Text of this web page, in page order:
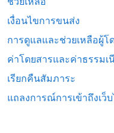
เงื่อนไขการขนส่ง
การดูแลและช่วยเหลือผู้โ
ค่าโดยสารและค่าธรรมเ
เรียกคืนสัมภาระ
แถลงการณ์การเข้าถึงเว็